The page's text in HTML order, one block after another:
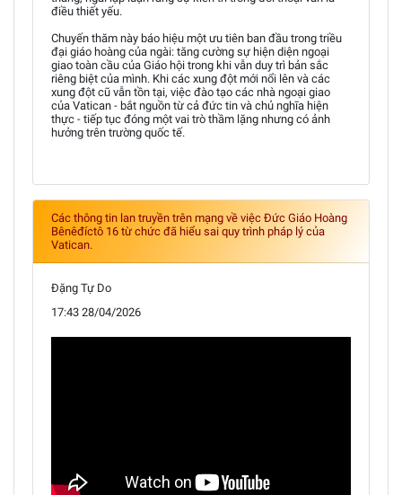
điều thiết yếu.
Chuyến thăm này báo hiệu một ưu tiên ban đầu trong triều
đại giáo hoàng của ngài: tăng cường sự hiện diện ngoại
giao toàn cầu của Giáo hội trong khi vẫn duy trì bản sắc
riêng biệt của mình. Khi các xung đột mới nổi lên và các
xung đột cũ vẫn tồn tại, việc đào tạo các nhà ngoại giao
của Vatican - bắt nguồn từ cả đức tin và chủ nghĩa hiện
thực - tiếp tục đóng một vai trò thầm lặng nhưng có ảnh
hưởng trên trường quốc tế.
Các thông tin lan truyền trên mạng về việc Đức Giáo Hoàng
Bênêđíctô 16 từ chức đã hiểu sai quy trình pháp lý của
Vatican.
Đặng Tự Do
17:43 28/04/2026